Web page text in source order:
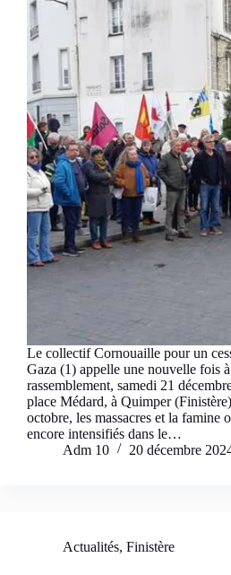
Le collectif Cornouaille pour un
Gaza (1) appelle une nouvelle fois
rassemblement, samedi 21
place Médard, à Quimper
octobre, les massacres et la famine
encore intensifiés dans le…
Adm 10
20 décembre
Actualités, Finistère